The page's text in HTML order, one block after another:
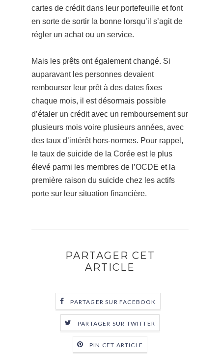
cartes de crédit dans leur portefeuille et font
en sorte de sortir la bonne lorsqu’il s’agit de
régler un achat ou un service.
Mais les prêts ont également changé. Si
auparavant les personnes devaient
rembourser leur prêt à des dates fixes
chaque mois, il est désormais possible
d’étaler un crédit avec un remboursement sur
plusieurs mois voire plusieurs années, avec
des taux d’intérêt hors-normes. Pour rappel,
le taux de suicide de la Corée est le plus
élevé parmi les membres de l’OCDE et la
première raison du suicide chez les actifs
porte sur leur situation financière.
PARTAGER CET
ARTICLE
PARTAGER SUR FACEBOOK
PARTAGER SUR TWITTER
PIN CET ARTICLE